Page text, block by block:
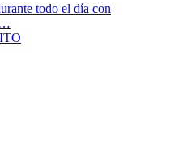
todo el día con
…